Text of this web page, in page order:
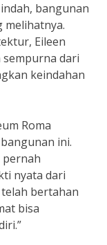
bangunan
melihatnya.
Eileen
sempurna dari
keindahan
Roma
ini.
pernah
nyata dari
bertahan
bisa